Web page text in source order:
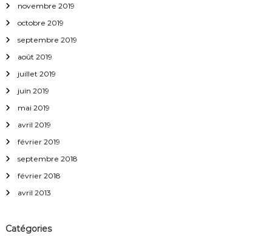
novembre 2019
octobre 2019
septembre 2019
août 2019
juillet 2019
juin 2019
mai 2019
avril 2019
février 2019
septembre 2018
février 2018
avril 2013
Catégories